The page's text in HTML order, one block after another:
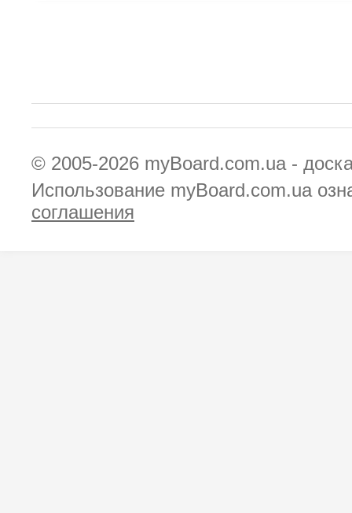
© 2005-2026 myBoard.com.ua -
Использование myBoard.com.ua
соглашения